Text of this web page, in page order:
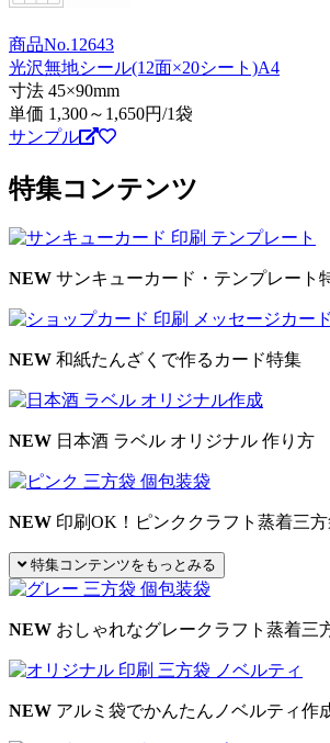
商品No.12643
光沢無地シール(12面×20シート)A4
寸法 45×90mm
単価 1,300～1,650円/1袋
サンプル
特集コンテンツ
NEW サンキューカード・テンプレート
NEW 和紙たんざくで作るカード特集
NEW 日本酒 ラベル オリジナル 作り方
NEW 印刷OK！ピンククラフト蒸着三方
特集コンテンツをもっとみる
NEW おしゃれなグレークラフト蒸着三
NEW アルミ袋でかんたんノベルティ作